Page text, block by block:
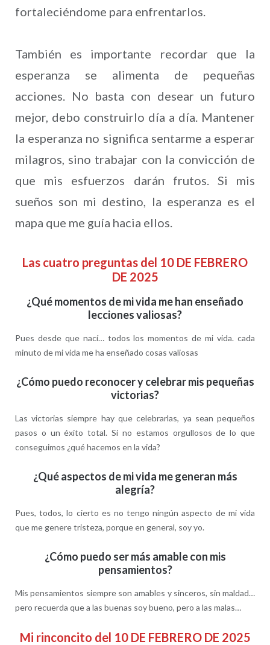
fortaleciéndome para enfrentarlos.
También es importante recordar que la
esperanza se alimenta de pequeñas
acciones. No basta con desear un futuro
mejor, debo construirlo día a día. Mantener
la esperanza no significa sentarme a esperar
milagros, sino trabajar con la convicción de
que mis esfuerzos darán frutos. Si mis
sueños son mi destino, la esperanza es el
mapa que me guía hacia ellos.
Las cuatro preguntas del 10 DE FEBRERO
DE 2025
¿Qué momentos de mi vida me han enseñado
lecciones valiosas?
Pues desde que nací… todos los momentos de mi vida. cada
minuto de mi vida me ha enseñado cosas valiosas
¿Cómo puedo reconocer y celebrar mis pequeñas
victorias?
Las victorias siempre hay que celebrarlas, ya sean pequeños
pasos o un éxito total. Si no estamos orgullosos de lo que
conseguimos ¿qué hacemos en la vida?
¿Qué aspectos de mi vida me generan más
alegría?
Pues, todos, lo cierto es no tengo ningún aspecto de mi vida
que me genere tristeza, porque en general, soy yo.
¿Cómo puedo ser más amable con mis
pensamientos?
Mis pensamientos siempre son amables y sinceros, sin maldad…
pero recuerda que a las buenas soy bueno, pero a las malas…
Mi rinconcito del 10 DE FEBRERO DE 2025